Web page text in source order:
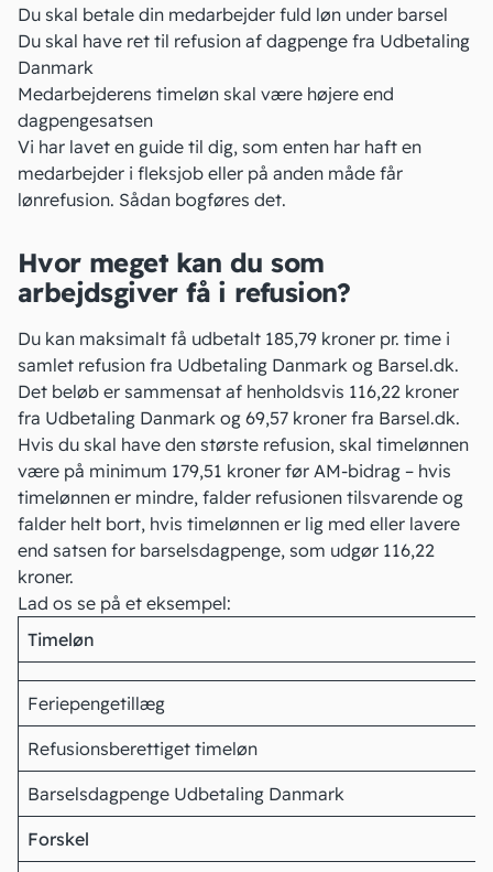
Du skal betale din medarbejder fuld løn under barsel
Du skal have ret til refusion af dagpenge fra Udbetaling
Danmark
Medarbejderens timeløn skal være højere end
dagpengesatsen
Vi har lavet en guide til dig, som enten har haft en
medarbejder i fleksjob eller på anden måde får
lønrefusion. Sådan bogføres det.
Hvor meget kan du som
arbejdsgiver få i refusion?
Du kan maksimalt få udbetalt 185,79 kroner pr. time i
samlet refusion fra Udbetaling Danmark og Barsel.dk.
Det beløb er sammensat af henholdsvis 116,22 kroner
fra Udbetaling Danmark og 69,57 kroner fra Barsel.dk.
Hvis du skal have den største refusion, skal timelønnen
være på minimum 179,51 kroner før AM-bidrag – hvis
timelønnen er mindre, falder refusionen tilsvarende og
falder helt bort, hvis timelønnen er lig med eller lavere
end satsen for barselsdagpenge, som udgør 116,22
kroner.
Lad os se på et eksempel:
Timeløn
Feriepengetillæg
Refusionsberettiget timeløn
Barselsdagpenge Udbetaling Danmark
Forskel